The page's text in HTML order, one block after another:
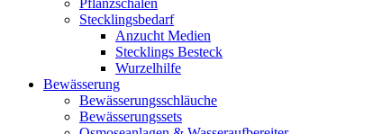
Pflanzschalen
Stecklingsbedarf
Anzucht Medien
Stecklings Besteck
Wurzelhilfe
Bewässerung
Bewässerungsschläuche
Bewässerungssets